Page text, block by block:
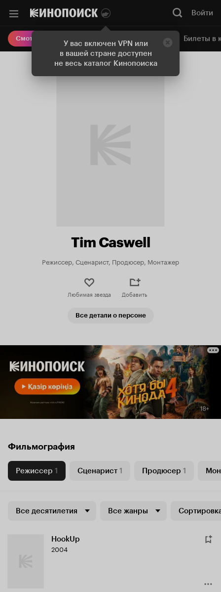
У вас включен VPN или
в вашей стране доступен
не весь каталог Кинопоиска
Войти
Смотреть кино Онлайн-кинотеатр Билеты в
Tim Caswell
Режиссер, Сценарист, Продюсер, Монтажер
Любимая звезда Добавить
Все детали о персоне
Фильмография
Режиссер 1 Сценарист 1 Продюсер 1
Все десятилетия Все жанры
HookUp
2004